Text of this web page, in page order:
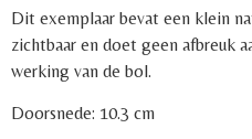
Dit exemplaar bevat een klein
zichtbaar en doet geen afbreuk
werking van de bol.
Doorsnede: 10.3 cm